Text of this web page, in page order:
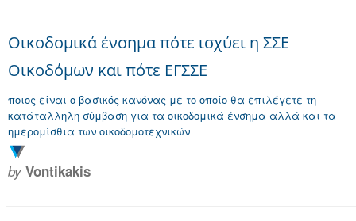
Οικοδομικά ένσημα πότε ισχύει η ΣΣΕ
Οικοδόμων και πότε ΕΓΣΣΕ
ποιος είναι ο βασικός κανόνας με το οποίο θα επιλέγετε τη
κατάταλληλη σύμβαση για τα οικοδομικά ένσημα αλλά και τα
ημερομίσθια των οικοδομοτεχνικών
by Vontikakis